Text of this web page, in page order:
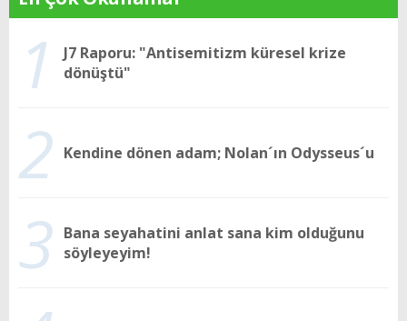
1
J7 Raporu: "Antisemitizm küresel krize
dönüştü"
2 Kendine dönen adam; Nolan´ın Odysseus´u
3 Bana seyahatini anlat sana kim olduğunu
söyleyeyim!